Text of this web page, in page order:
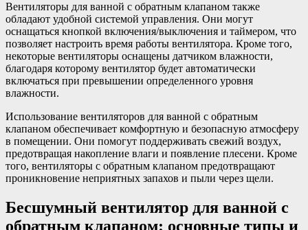
Вентиляторы для ванной с обратным клапаном также
обладают удобной системой управления. Они могут
оснащаться кнопкой включения/выключения и таймером, что
позволяет настроить время работы вентилятора. Кроме того,
некоторые вентиляторы оснащены датчиком влажности,
благодаря которому вентилятор будет автоматически
включаться при превышении определенного уровня
влажности.
Использование вентиляторов для ванной с обратным
клапаном обеспечивает комфортную и безопасную атмосферу
в помещении. Они помогут поддерживать свежий воздух,
предотвращая накопление влаги и появление плесени. Кроме
того, вентиляторы с обратным клапаном предотвращают
проникновение неприятных запахов и пыли через щели.
Бесшумный вентилятор для ванной с
обратным клапаном: основные типы и